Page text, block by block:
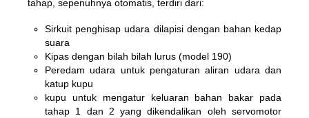
tahap, sepenuhnya otomatis, terdiri dari:
Sirkuit penghisap udara dilapisi dengan bahan kedap
suara
Kipas dengan bilah bilah lurus (model 190)
Peredam udara untuk pengaturan aliran udara dan
katup kupu
kupu untuk mengatur keluaran bahan bakar pada
tahap 1 dan 2 yang dikendalikan oleh servomotor